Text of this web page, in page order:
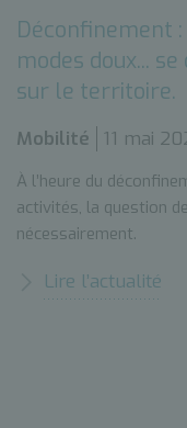
Déconfinement
modes doux...
sur le territoire.
Mobilité 11 mai
À l’heure du
activités, la question
nécessairement.
Lire l’actualité